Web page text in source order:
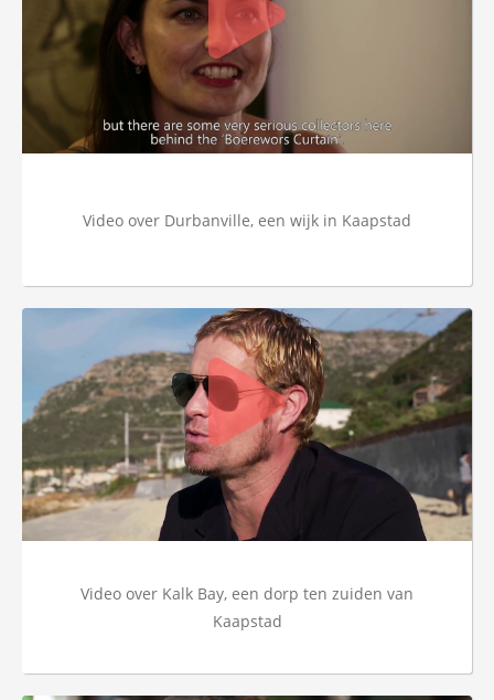
Video over Durbanville, een wijk in Kaapstad
Video over Kalk Bay, een dorp ten zuiden van
Kaapstad